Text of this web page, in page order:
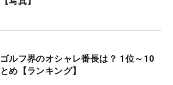
ルフ界のオシャレ番長は？ 1位～10
め【ランキング】